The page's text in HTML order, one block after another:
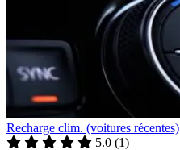
Recharge clim. (voitures récentes)
5.0 (1)